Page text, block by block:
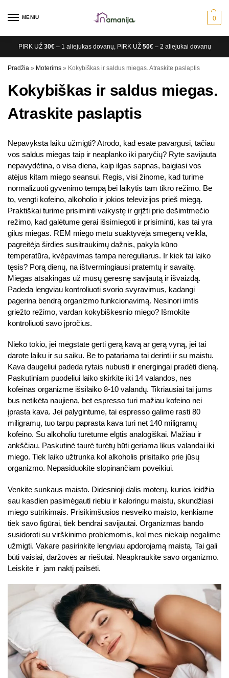
MENIU 0
PIRK UŽ 30€– 1 aliejukas dovanų, PIRK UŽ 50€– 2 aliejukai dovanų
Pradžia » Moterims » Kokybiškas ir saldus miegas. Atraskite paslaptis
Kokybiškas ir saldus miegas.
Atraskite paslaptis
Nepavyksta laiku užmigti? Atrodo, kad esate pavargusi, tačiau
vos saldus miegas taip ir neaplanko iki paryčių? Ryte savijauta
nepavydėtina, o visa diena, kaip ilgas sapnas, baigiasi vos
atėjus kitam miego seansui. Regis, visi žinome, kad turime
normalizuoti gyvenimo tempą bei laikytis tam tikro režimo. Be
to, vengti kofeino, alkoholio ir jokios televizijos prieš miegą.
Praktiškai turime prisiminti vaikystę ir grįžti prie dešimtmečio
režimo, kad galėtume gerai išsimiegoti ir prisiminti, kas tai yra
gilus miegas. REM miego metu suaktyvėja smegenų veikla,
pagreitėja širdies susitraukimų dažnis, pakyla kūno
temperatūra, kvėpavimas tampa nereguliarus. Ir kiek tai laiko
tęsis? Porą dienų, na ištvermingiausi pratemtų ir savaitę.
Miegas atsakingas už mūsų geresnę savijautą ir išvaizdą.
Padeda lengviau kontroliuoti svorio svyravimus, kadangi
pagerina bendrą organizmo funkcionavimą. Nesinori imtis
griežto režimo, vardan kokybiškesnio miego? Išmokite
kontroliuoti savo įpročius.
Nieko tokio, jei mėgstate gerti gerą kavą ar gerą vyną, jei tai
darote laiku ir su saiku. Be to patariama tai derinti ir su maistu.
Kava daugeliui padeda rytais nubusti ir energingai pradėti dieną.
Paskutiniam puodeliui laiko skirkite iki 14 valandos, nes
kofeinas organizme išsilaiko 8-10 valandų. Tikriausiai tai jums
bus netikėta naujiena, bet espresso turi mažiau kofeino nei
įprasta kava. Jei palygintume, tai espresso galime rasti 80
miligramų, tuo tarpu paprasta kava turi net 140 miligramų
kofeino. Su alkoholiu turėtume elgtis analogiškai. Mažiau ir
ankščiau. Paskutinė taurė turėtų būti geriama likus valandai iki
miego. Tiek laiko užtrunka kol alkoholis prisitaiko prie jūsų
organizmo. Nepasiduokite slopinančiam poveikiui.
Venkite sunkaus maisto. Didesnioji dalis moterų, kurios leidžia
sau kasdien pasimėgauti riebiu ir kaloringu maistu, skundžiasi
miego sutrikimais. Prisikimšusios nesveiko maisto, kenkiame
tiek savo figūrai, tiek bendrai savijautai. Organizmas bando
susidoroti su virškinimo problemomis, kol mes niekaip negalime
užmigti. Vakare pasirinkite lengviau apdorojamą maistą. Tai gali
būti vaisiai, daržovės ar riešutai. Neapkraukite savo organizmo.
Leiskite ir jam naktį pailsėti.